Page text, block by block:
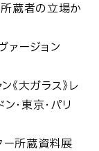
所蔵者の立場か
ァージョン
《大ガラス》レ
・東京・パリ
ー所蔵資料展